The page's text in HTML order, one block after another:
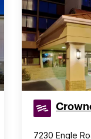
7230 Engle